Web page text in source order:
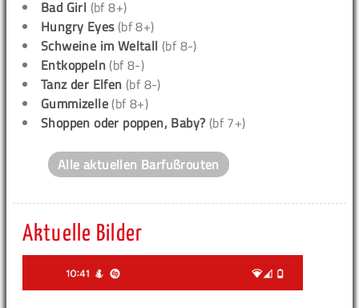
Bad Girl (bf 8+)
Hungry Eyes(bf 8+)
Schweine im Weltall (bf 8-)
Entkoppeln (bf 8-)
Tanz der Elfen (bf 8-)
Gummizelle (bf 8+)
Shoppen oder poppen, Baby? (bf 7+)
Alle aktuellen Barfußrouten
Aktuelle Bilder